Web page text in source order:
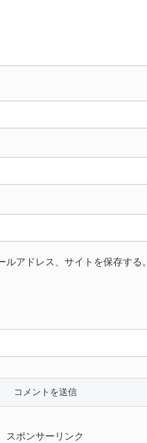
アドレス、サイトを保存する。
スポンサーリンク